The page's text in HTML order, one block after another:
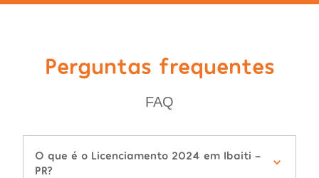
Perguntas frequentes
FAQ
O que é o Licenciamento 2024 em Ibaiti -
PR?